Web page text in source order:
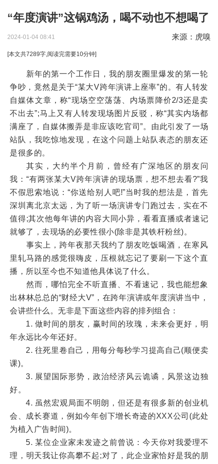
“年度演讲”这锅鸡汤，喝不动也不想喝了
2024-01-04 08:41 来源：虎嗅
[本文共7289字,阅读完需要10分钟]
新年的第一个工作日，我的朋友圈里爆发的第一轮
争吵，竟然是关于“某大V跨年演讲上座率”的。有人转发
自媒体文章，称“现场空空荡荡、内场票降价2/3还是卖
不出去”;马上又有人转发现场图片反驳，称“其实内场都
满座了，自媒体搬弄是非应该吃官司”。由此引发了一场
站队，我吃惊地发现，在这个问题上站队表态的朋友还
是很多的。
其实，大约半个月前，曾经有广深地区的朋友问
我：“有两张某大V跨年演讲的现场票，想不想去看?”我
不假思索地说：“你送给别人吧!”当时我的想法是，首先
深圳离北京太远，为了听一场演讲专门跑过去，实在不
值得;其次他每年讲的内容大同小异，看看直播或者速记
就够了，去现场的必要性很小(除非是其铁杆粉丝)。
事实上，跨年夜那天我约了朋友吃饭喝酒，在寒风
里轧马路的感觉很嗨皮，压根就忘记了要刷一下这个直
播，所以至今也不知道他具体说了什么。
然而，哪怕完全不听直播、不看速记，我也能想象
出林林总总的“财经大V”，在跨年演讲或年度演讲当中，
会讲些什么。无非是下面这些内容的排列组合：
1. 做时间的朋友，赢时间的玫瑰，未来会更好，明
年永远比今年还好。
2. 往死里卷自己，用每分每秒学习提高自己(顺便卖
课)。
3. 展望国际形势，政治经济风云诡谲，风景这边独
好。
4. 虽然宏观局面不明朗，但还是有很多新的创业机
会、成长赛道，例如今年创下增长奇迹的XXX公司(此处
为植入广告时间)。
5. 某位企业家未发迹之前曾说：今天你对我爱理不
理，明天我让你高攀不起;对了，此企业家恰好是我的朋